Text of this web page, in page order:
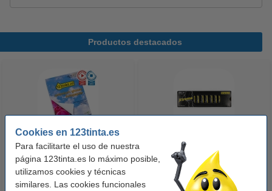
Cookies en 123tinta.es
Para facilitarte el uso de nuestra
página 123tinta.es lo máximo posible,
utilizamos cookies y técnicas
similares. Las cookies funcionales
Productos destacados
123tinta Papel fotográfico
Premium Glossy brillo alto | 10 x
15 cm | 260g | 100 hojas
123tinta Pilas Alcalinas Xtreme
Power AA - LR06 - MN1500 - 24
unidades